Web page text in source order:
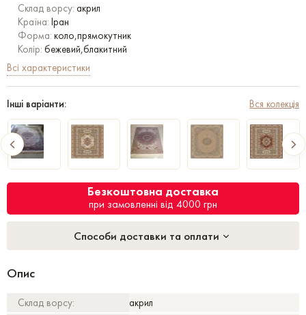
Склад ворсу: акрил
Країна: Іран
Форма: коло,прямокутник
Колір: бежевий,блакитний
Всі характеристики
Інші варіанти: Вся колекція
Безкоштовна доставка
при замовленні від 4000 грн
Способи доставки та оплати
Опис
Склад ворсу:
акрил